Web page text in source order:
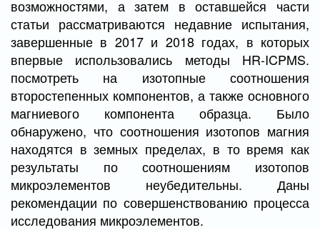
возможностями, а затем в оставшейся части
статьи рассматриваются недавние испытания,
завершенные в 2017 и 2018 годах, в которых
впервые использовались методы HR-ICPMS.
посмотреть на изотопные соотношения
второстепенных компонентов, а также основного
магниевого компонента образца. Было
обнаружено, что соотношения изотопов магния
находятся в земных пределах, в то время как
результаты по соотношениям изотопов
микроэлементов неубедительны. Даны
рекомендации по совершенствованию процесса
исследования микроэлементов.